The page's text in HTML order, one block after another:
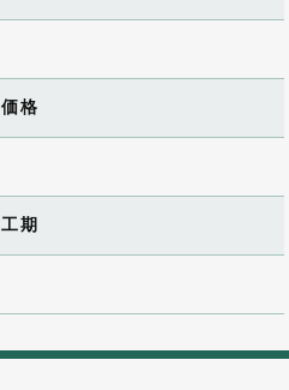
価格
工期